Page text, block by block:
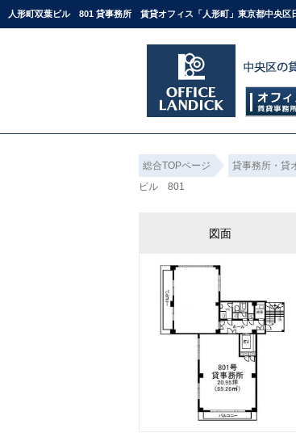
人形町双葉ビル 801 貸事務所 賃貸オフィス「人形町」東京都中央区
総合TOPページ 貸事務所・貸
ビル 801
図面